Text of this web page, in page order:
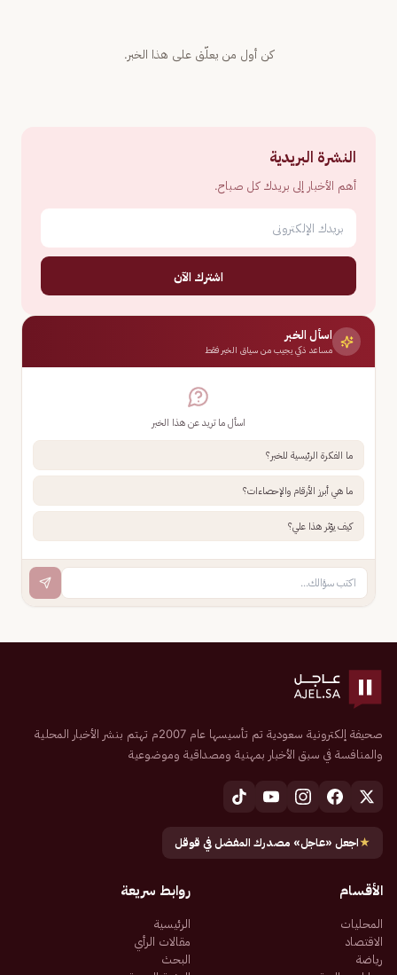
كن أول من يعلّق على هذا الخبر.
النشرة البريدية
أهم الأخبار إلى بريدك كل صباح.
اشترك الآن
اسأل الخبر
مساعد ذكي يجيب من سياق الخبر فقط
اسأل ما تريد عن هذا الخبر
ما الفكرة الرئيسية للخبر؟
ما هي أبرز الأرقام والإحصاءات؟
كيف يؤثر هذا علي؟
صحيفة إلكترونية سعودية تم تأسيسها عام 2007م تهتم بنشر الأخبار المحلية
والمنافسة في سبق الأخبار بمهنية ومصداقية وموضوعية
★اجعل «عاجل» مصدرك المفضل في قوقل
الأقسام
المحليات
الاقتصاد
رياضة
روابط سريعة
الرئيسية
مقالات الرأي
البحث